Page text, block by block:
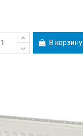
В корзину